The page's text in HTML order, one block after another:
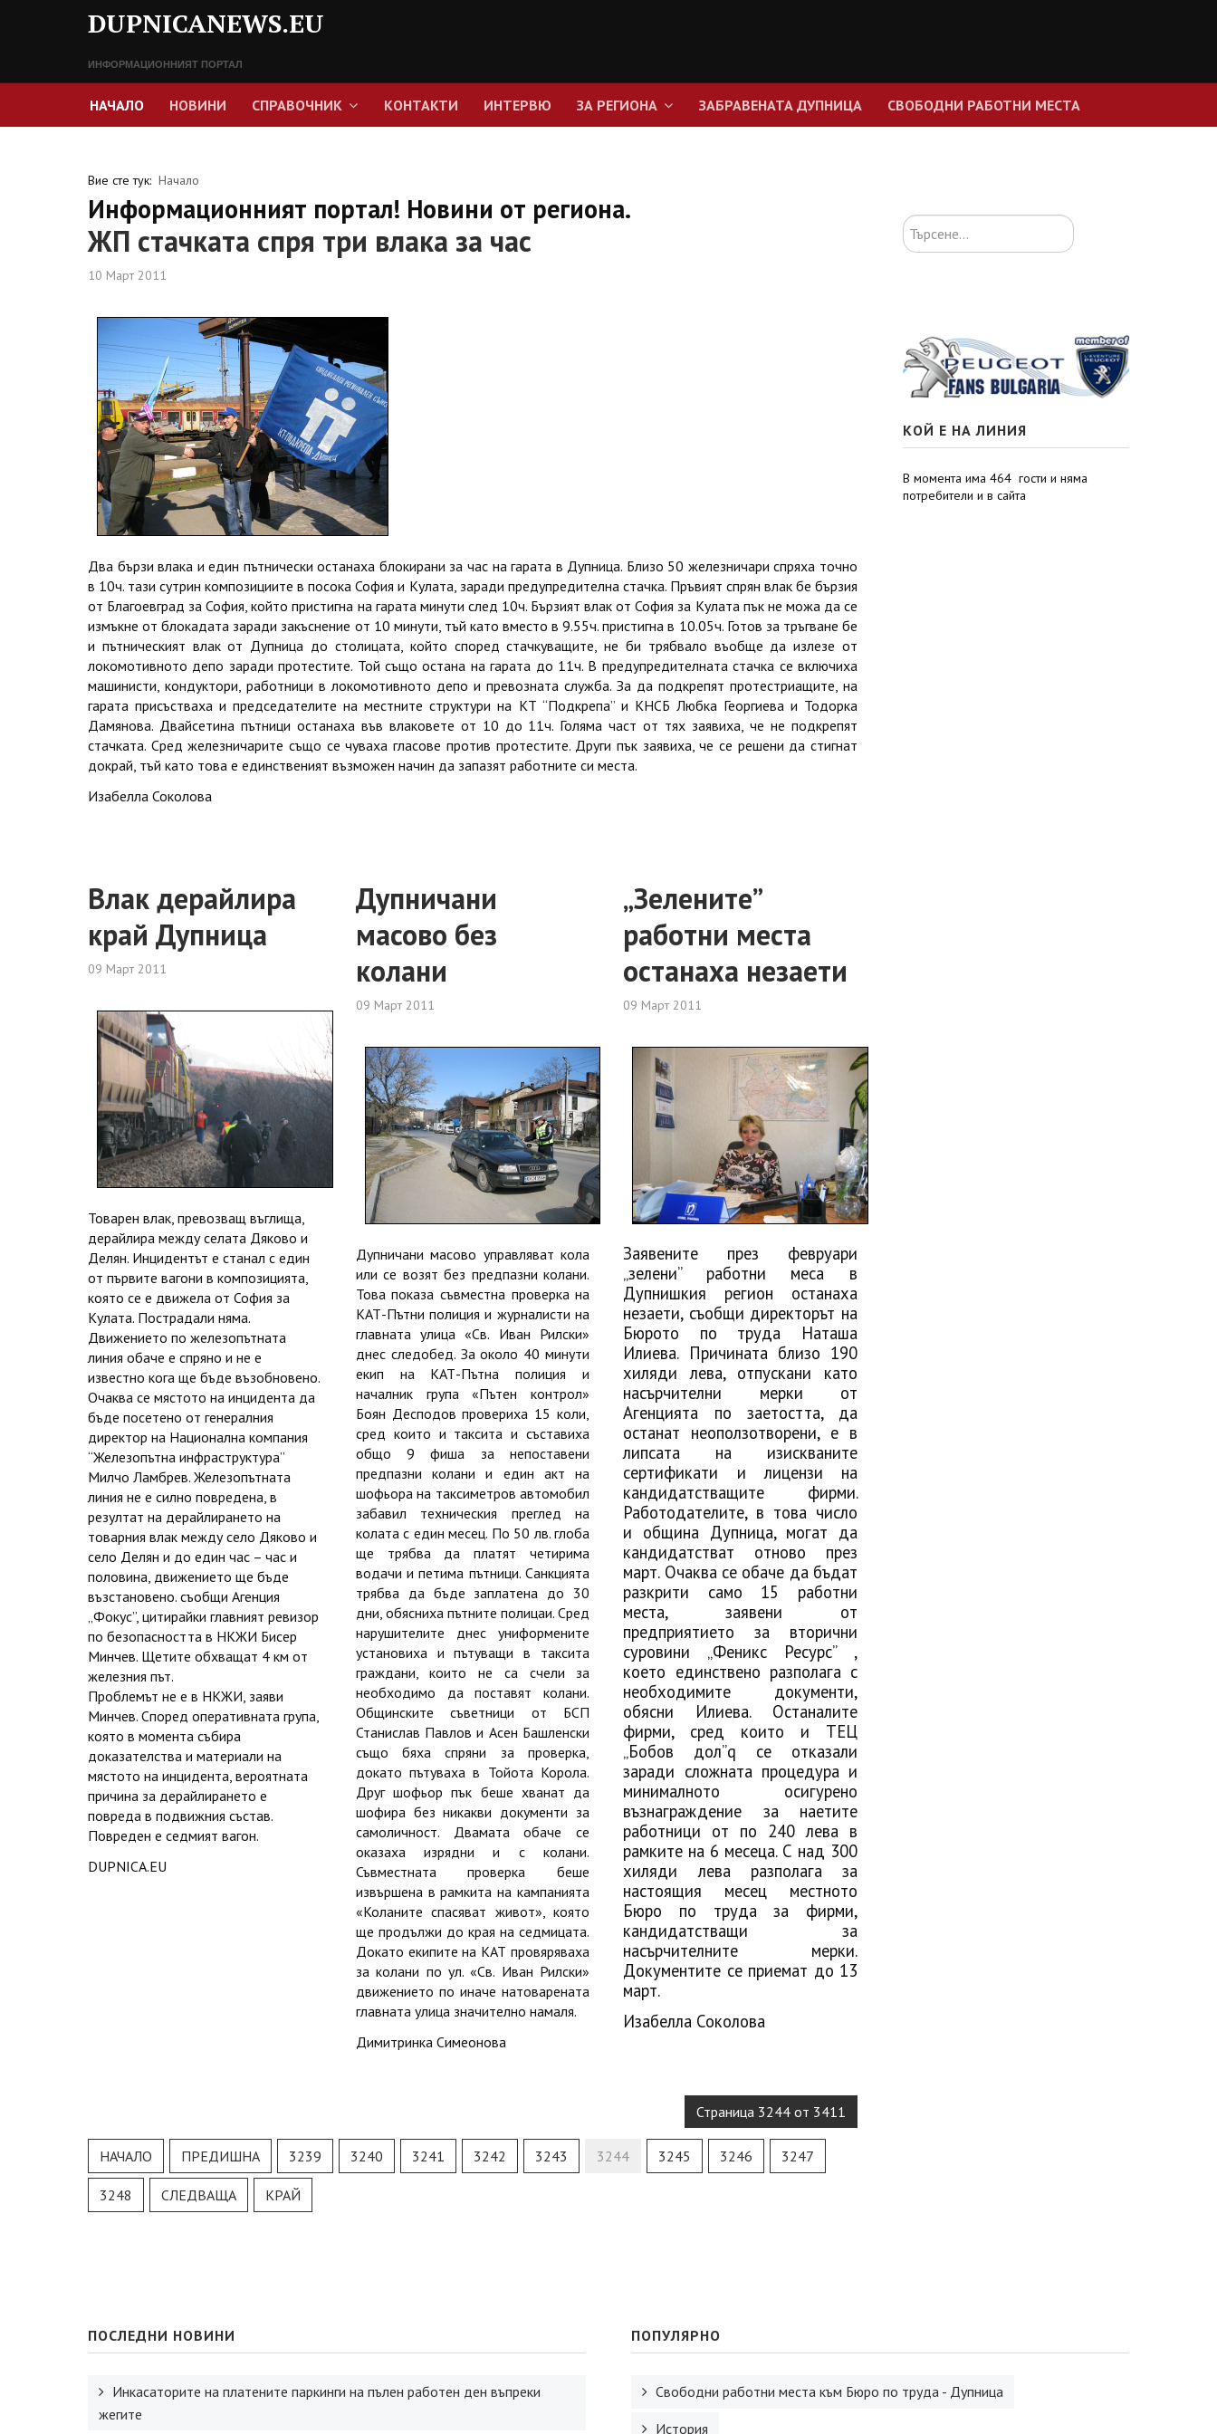
DUPNICANEWS.EU
ИНФОРМАЦИОННИЯТ ПОРТАЛ
НАЧАЛО НОВИНИ СПРАВОЧНИК КОНТАКТИ ИНТЕРВЮ ЗА РЕГИОНА ЗАБРАВЕНАТА ДУПНИЦА СВОБОДНИ РАБОТНИ МЕСТА
Вие сте тук: Начало
Информационният портал! Новини от региона.
ЖП стачката спря три влака за час
10 Март 2011
Два бързи влака и един пътнически останаха блокирани за час на гарата в Дупница. Близо 50 железничари спряха точно
в 10ч. тази сутрин композициите в посока София и Кулата, заради предупредителна стачка. Пръвият спрян влак бе бързия
от Благоевград за София, който пристигна на гарата минути след 10ч. Бързият влак от София за Кулата пък не можа да се
измъкне от блокадата заради закъснение от 10 минути, тъй като вместо в 9.55ч. пристигна в 10.05ч. Готов за тръгване бе
и пътническият влак от Дупница до столицата, който според стачкуващите, не би трябвало въобще да излезе от
локомотивното депо заради протестите. Той също остана на гарата до 11ч. В предупрeдителната стачка се включиха
машинисти, кондуктори, работници в локомотивното депо и превозната служба. За да подкрепят протестриащите, на
гарата присъстваха и председателите на местните структури на КТ “Подкрепа” и КНСБ Любка Георгиева и Тодорка
Дамянова. Двайсетина пътници останаха във влаковете от 10 до 11ч. Голяма част от тях заявиха, че не подкрепят
стачката. Сред железничарите също се чуваха гласове против протестите. Други пък заявиха, че се решени да стигнат
докрай, тъй като това е единственият възможен начин да запазят работните си места.
Изабелла Соколова
Влак дерайлира
край Дупница
09 Март 2011
Товарен влак, превозващ въглища,
дерайлира между селата Дяково и
Делян. Инцидентът е станал с един
от първите вагони в композицията,
която се е движела от София за
Кулата. Пострадали няма.
Движението по железопътната
линия обаче е спряно и не е
известно кога ще бъде възобновено.
Очаква се мястото на инцидента да
бъде посетено от генералния
директор на Национална компания
“Железопътна инфраструктура”
Милчо Ламбрев. Железопътната
линия не е силно повредена, в
резултат на дерайлирането на
товарния влак между село Дяково и
село Делян и до един час – час и
половина, движението ще бъде
възстановено. съобщи Агенция
„Фокус”, цитирайки главният ревизор
по безопасността в НКЖИ Бисер
Минчев. Щетите обхващат 4 км от
железния път.
Проблемът не е в НКЖИ, заяви
Минчев. Според оперативната група,
която в момента събира
доказателства и материали на
мястото на инцидента, вероятната
причина за дерайлирането е
повреда в подвижния състав.
Повреден е седмият вагон.
DUPNICA.EU
Дупничани
масово без
колани
09 Март 2011
Дупничани масово управляват кола
или се возят без предпазни колани.
Това показа съвместна проверка на
КАТ-Пътни полиция и журналисти на
главната улица «Св. Иван Рилски»
днес следобед. За около 40 минути
екип на КАТ-Пътна полиция и
началник група «Пътен контрол»
Боян Десподов провериха 15 коли,
сред които и таксита и съставиха
общо 9 фиша за непоставени
предпазни колани и един акт на
шофьора на таксиметров автомобил
забавил техническия преглед на
колата с един месец. По 50 лв. глоба
ще трябва да платят четирима
водачи и петима пътници. Санкцията
трябва да бъде заплатена до 30
дни, обясниха пътните полицаи. Сред
нарушителите днес униформените
установиха и пътуващи в таксита
граждани, които не са счели за
необходимо да поставят колани.
Общинските съветници от БСП
Станислав Павлов и Асен Башленски
също бяха спряни за проверка,
докато пътуваха в Тойота Корола.
Друг шофьор пък беше хванат да
шофира без никакви документи за
самоличност. Двамата обаче се
оказаха изрядни и с колани.
Съвместната проверка беше
извършена в рамкита на кампанията
«Коланите спасяват живот», която
ще продължи до края на седмицата.
Докато екипите на КАТ провяряваха
за колани по ул. «Св. Иван Рилски»
движението по иначе натоварената
главната улица значително намаля.
Димитринка Симеонова
„Зелените”
работни места
останаха незаети
09 Март 2011
Заявените през февруари
„зелени” работни меса в
Дупнишкия регион останаха
незаети, съобщи директорът на
Бюрото по труда Наташа
Илиева. Причината близо 190
хиляди лева, отпускани като
насърчителни мерки от
Агенцията по заетостта, да
останат неоползотворени, е в
липсата на изискваните
сертификати и лицензи на
кандидатстващите фирми.
Работодателите, в това число
и община Дупница, могат да
кандидатстват отново през
март. Очаква се обаче да бъдат
разкрити само 15 работни
места, заявени от
предприятието за вторични
суровини „Феникс Ресурс” ,
което единствено разполага с
необходимите документи,
обясни Илиева. Останалите
фирми, сред които и ТЕЦ
„Бобов дол”q се отказали
заради сложната процедура и
минималното осигурено
възнаграждение за наетите
работници от по 240 лева в
рамките на 6 месеца. С над 300
хиляди лева разполага за
настоящия месец местното
Бюро по труда за фирми,
кандидатстващи за
насърчителните мерки.
Документите се приемат до 13
март.
Изабелла Соколова
Страница 3244 от 3411
НАЧАЛО ПРЕДИШНА 3239 3240 3241 3242 3243 3244 3245 3246 3247
3248 СЛЕДВАЩА КРАЙ
Търсене...
КОЙ Е НА ЛИНИЯ
В момента има 464 гости и няма
потребители и в сайта
ПОСЛЕДНИ НОВИНИ
Инкасаторите на платените паркинги на пълен работен ден въпреки
жегите
ПОПУЛЯРНО
Свободни работни места към Бюро по труда - Дупница
История